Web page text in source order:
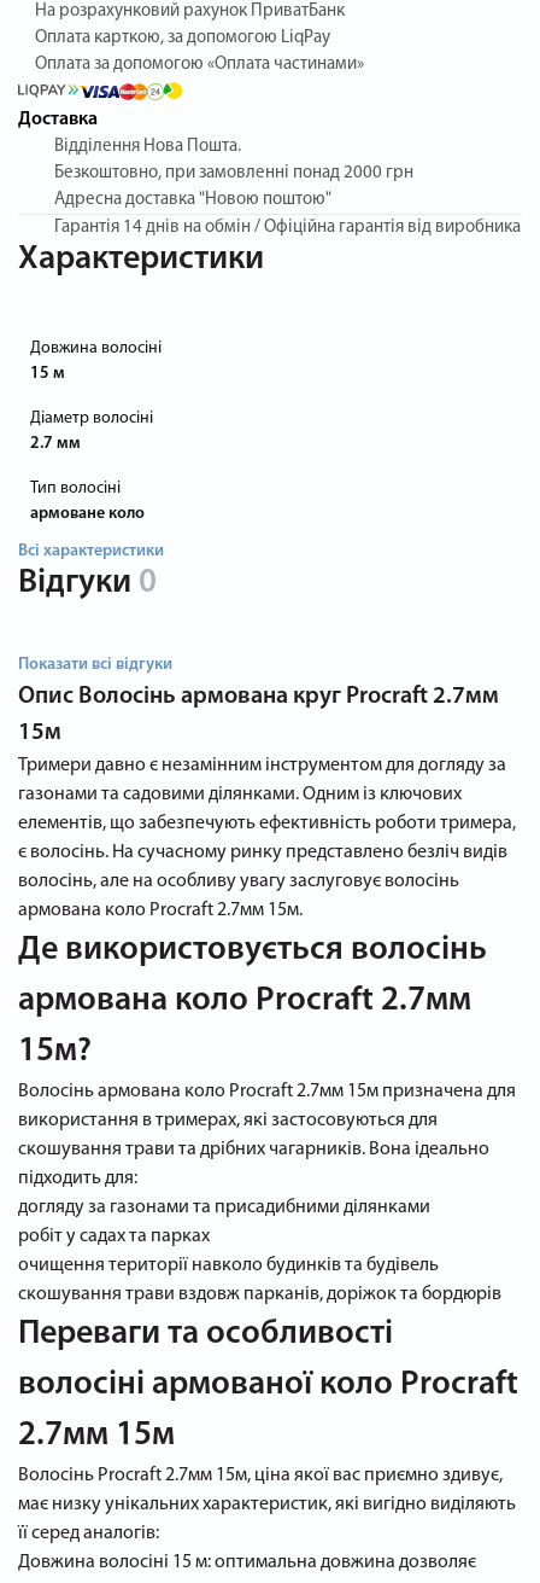
На розрахунковий рахунок ПриватБанк
Оплата карткою, за допомогою LiqPay
Оплата за допомогою «Оплата частинами»
Доставка
Відділення Нова Пошта.
Безкоштовно, при замовленні понад 2000 грн
Адресна доставка "Новою поштою"
Гарантія 14 днів на обмін / Офіційна гарантія від виробника
Характеристики
Довжина волосіні
15 м
Діаметр волосіні
2.7 мм
Тип волосіні
армоване коло
Всі характеристики
Відгуки 0
Показати всі відгуки
Опис Волосінь армована круг Procraft 2.7мм
15м
Тримери давно є незамінним інструментом для догляду за
газонами та садовими ділянками. Одним із ключових
елементів, що забезпечують ефективність роботи тримера,
є волосінь. На сучасному ринку представлено безліч видів
волосінь, але на особливу увагу заслуговує волосінь
армована коло Procraft 2.7мм 15м.
Де використовується волосінь
армована коло Procraft 2.7мм
15м?
Волосінь армована коло Procraft 2.7мм 15м призначена для
використання в тримерах, які застосовуються для
скошування трави та дрібних чагарників. Вона ідеально
підходить для:
догляду за газонами та присадибними ділянками
робіт у садах та парках
очищення території навколо будинків та будівель
скошування трави вздовж парканів, доріжок та бордюрів
Переваги та особливості
волосіні армованої коло Procraft
2.7мм 15м
Волосінь Procraft 2.7мм 15м, ціна якої вас приємно здивує,
має низку унікальних характеристик, які вигідно виділяють
її серед аналогів:
Довжина волосіні 15 м: оптимальна довжина дозволяє